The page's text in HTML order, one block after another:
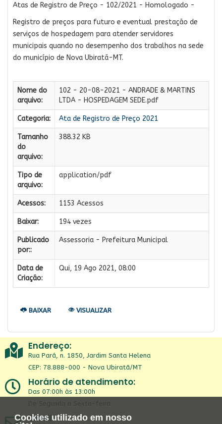
Cookies utilizado em nosso
Atas de Registro de Preço - 102/2021 - Homologado -
Registro de preços para futuro e eventual prestação de
serviços de hospedagem para atender servidores
municipais quando no desempenho dos trabalhos na sede
do município de Nova Ubiratã-MT.
Nome do
arquivo:
102 - 20-08-2021 - ANDRADE & MARTINS
LTDA - HOSPEDAGEM SEDE.pdf
Categoria: Ata de Registro de Preço 2021
Tamanho
do
arquivo:
388.32 KB
Tipo de
arquivo:
application/pdf
Acessos: 1153 Acessos
Baixar: 194 vezes
Publicado
por::
Assessoria - Prefeitura Municipal
Data de
Criação:
Qui, 19 Ago 2021, 08:00
BAIXAR VISUALIZAR
Endereço:
Rua Pará, n. 1850, Jardim Santa Helena
CEP: 78.888-000 - Nova Ubiratã/MT
Horário de atendimento:
Das 07:00h às 13:00h
De Segunda a Sexta-feira
Email: